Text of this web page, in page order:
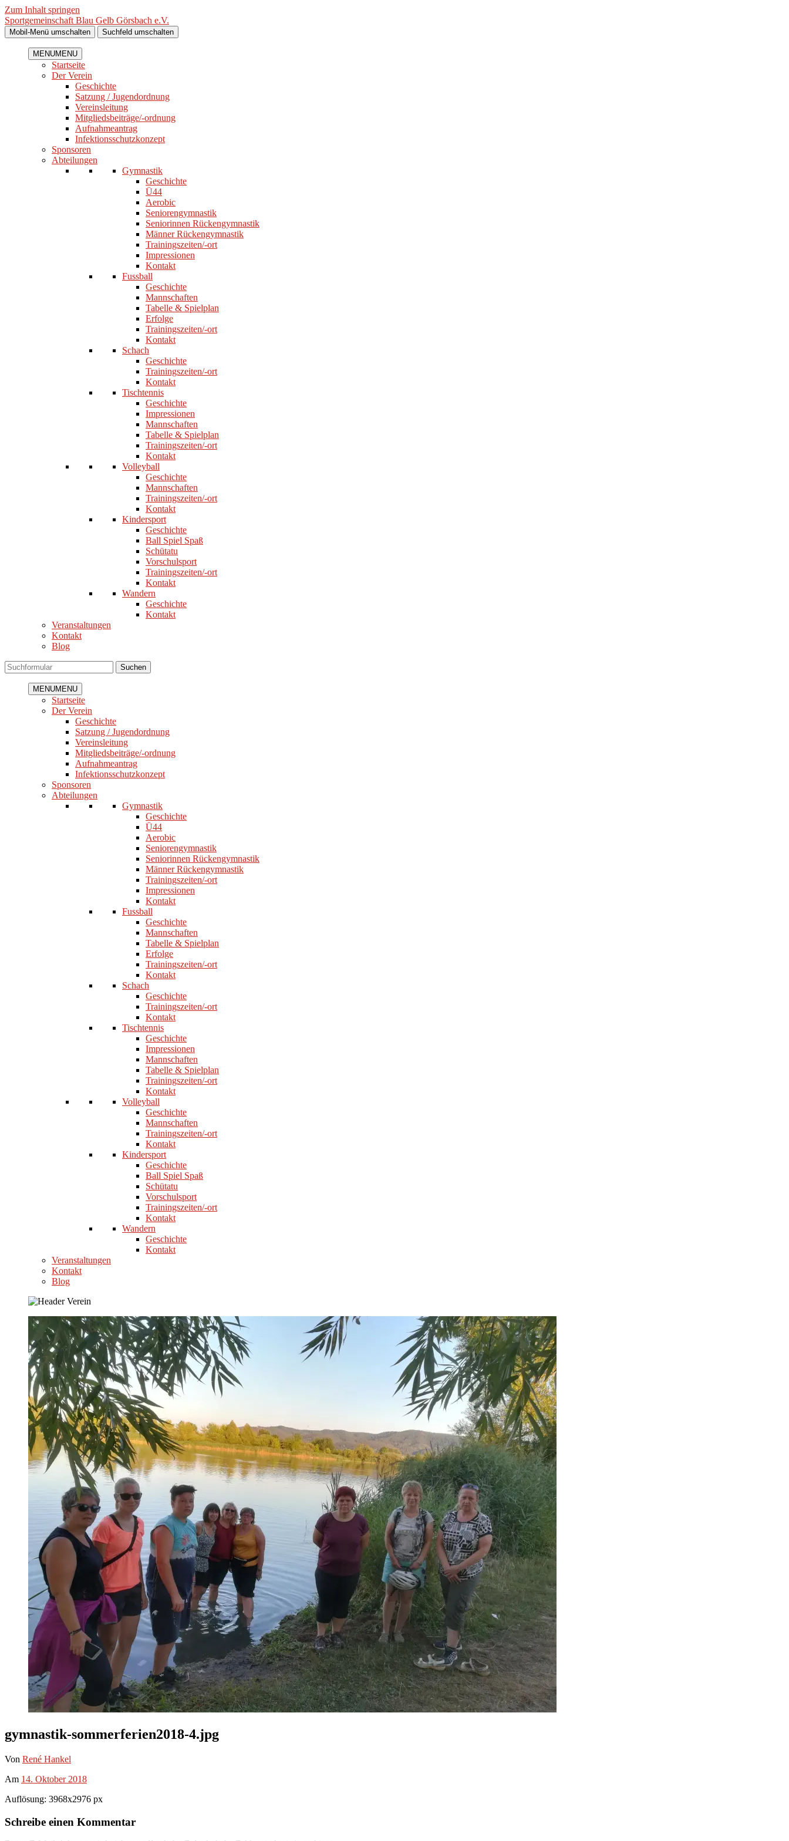
Zum Inhalt springen
Sportgemeinschaft Blau Gelb Görsbach e.V.
Mobil-Menü umschalten Suchfeld umschalten
MENUMENU
Startseite
Der Verein
Geschichte
Satzung / Jugendordnung
Vereinsleitung
Mitgliedsbeiträge/-ordnung
Aufnahmeantrag
Infektionsschutzkonzept
Sponsoren
Abteilungen
Gymnastik
Geschichte
Ü44
Aerobic
Seniorengymnastik
Seniorinnen Rückengymnastik
Männer Rückengymnastik
Trainingszeiten/-ort
Impressionen
Kontakt
Fussball
Geschichte
Mannschaften
Tabelle & Spielplan
Erfolge
Trainingszeiten/-ort
Kontakt
Schach
Geschichte
Trainingszeiten/-ort
Kontakt
Tischtennis
Geschichte
Impressionen
Mannschaften
Tabelle & Spielplan
Trainingszeiten/-ort
Kontakt
Volleyball
Geschichte
Mannschaften
Trainingszeiten/-ort
Kontakt
Kindersport
Geschichte
Ball Spiel Spaß
Schütatu
Vorschulsport
Trainingszeiten/-ort
Kontakt
Wandern
Geschichte
Kontakt
Veranstaltungen
Kontakt
Blog
Suchen
MENUMENU
Startseite
Der Verein
Geschichte
Satzung / Jugendordnung
Vereinsleitung
Mitgliedsbeiträge/-ordnung
Aufnahmeantrag
Infektionsschutzkonzept
Sponsoren
Abteilungen
Gymnastik
Geschichte
Ü44
Aerobic
Seniorengymnastik
Seniorinnen Rückengymnastik
Männer Rückengymnastik
Trainingszeiten/-ort
Impressionen
Kontakt
Fussball
Geschichte
Mannschaften
Tabelle & Spielplan
Erfolge
Trainingszeiten/-ort
Kontakt
Schach
Geschichte
Trainingszeiten/-ort
Kontakt
Tischtennis
Geschichte
Impressionen
Mannschaften
Tabelle & Spielplan
Trainingszeiten/-ort
Kontakt
Volleyball
Geschichte
Mannschaften
Trainingszeiten/-ort
Kontakt
Kindersport
Geschichte
Ball Spiel Spaß
Schütatu
Vorschulsport
Trainingszeiten/-ort
Kontakt
Wandern
Geschichte
Kontakt
Veranstaltungen
Kontakt
Blog
gymnastik-sommerferien2018-4.jpg
Von René Hankel
Am 14. Oktober 2018
Auflösung: 3968x2976 px
Schreibe einen Kommentar